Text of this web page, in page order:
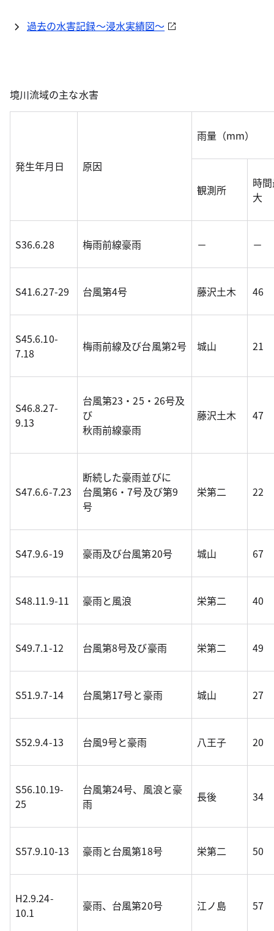
過去の水害記録～浸水実績図～
境川流域の主な水害
発生年月日 原因
雨量（mm）
観測所
時
大
S36.6.28 梅雨前線豪雨 － －
S41.6.27-29 台風第4号 藤沢土木 46
S45.6.10-
7.18
梅雨前線及び台風第2号 城山 21
S46.8.27-
9.13
台風第23・25・26号及
び
秋雨前線豪雨
藤沢土木 47
S47.6.6-7.23
断続した豪雨並びに
台風第6・7号及び第9
号
栄第二 22
S47.9.6-19 豪雨及び台風第20号 城山 67
S48.11.9-11 豪雨と風浪 栄第二 40
S49.7.1-12 台風第8号及び豪雨 栄第二 49
S51.9.7-14 台風第17号と豪雨 城山 27
S52.9.4-13 台風9号と豪雨 八王子 20
S56.10.19-
25
台風第24号、風浪と豪
雨
長後 34
S57.9.10-13 豪雨と台風第18号 栄第二 50
H2.9.24-
10.1
豪雨、台風第20号 江ノ島 57